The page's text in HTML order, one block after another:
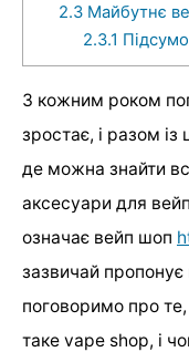
2.3 Майбутнє
2.3.1
З кожним роком
зростає, і разом
де можна знайти
аксесуари для
означає вейп шоп
зазвичай пропонує
поговоримо про
таке vape shop, і